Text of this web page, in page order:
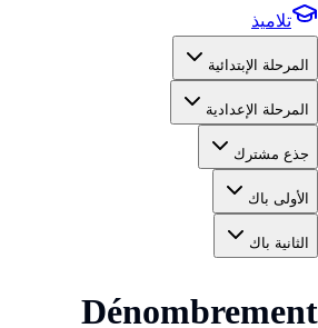
تلاميذ
المرحلة الإبتدائية
المرحلة الإعدادية
جذع مشترك
الأولى باك
الثانية باك
Dénombrement